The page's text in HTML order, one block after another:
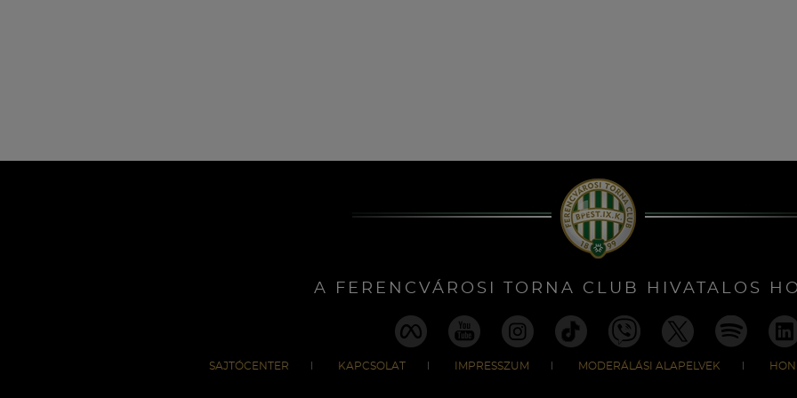
A FERENCVÁROSI TORNA CLUB HIVATALOS
SAJTÓCENTER KAPCSOLAT IMPRESSZUM MODERÁLÁSI ALAPELVEK